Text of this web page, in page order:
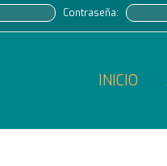
Contraseña:
INICIO